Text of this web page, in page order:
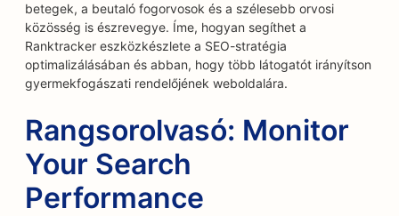
betegek, a beutaló fogorvosok és a szélesebb orvosi
közösség is észrevegye. Íme, hogyan segíthet a
Ranktracker eszközkészlete a SEO-stratégia
optimalizálásában és abban, hogy több látogatót irányítson
gyermekfogászati rendelőjének weboldalára.
Rangsorolvasó: Monitor
Your Search
Performance